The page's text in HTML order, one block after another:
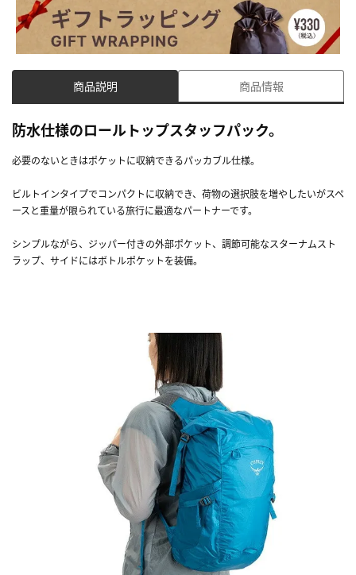
商品説明 商品情報
防水仕様のロールトップスタッフパック。
必要のないときはポケットに収納できるパッカブル仕様。
ビルトインタイプでコンパクトに収納でき、荷物の選択肢を増やしたいがスペ
ースと重量が限られている旅行に最適なパートナーです。
シンプルながら、ジッパー付きの外部ポケット、調節可能なスターナムスト
ラップ、サイドにはボトルポケットを装備。